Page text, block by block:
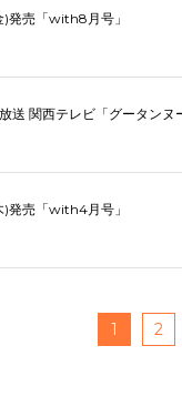
)発売「with8月号」
送 関西テレビ「グータンヌ
)発売「with4月号」
1 2